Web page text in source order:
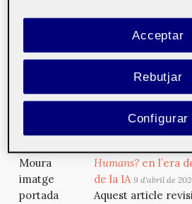
proposes that computational art
smooth AI interfaces often hide:
archive, the failure, the selection
human responsibility required to
Humans? en l’era
de la IA 9 d'abril de
Aquest article
Rebutjar
Acceptar
Configurar